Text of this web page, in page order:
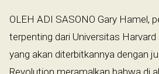
OLEH ADI SASONO Gary Hamel,
terpenting dari Universitas Harvard
yang akan diterbitkannya dengan